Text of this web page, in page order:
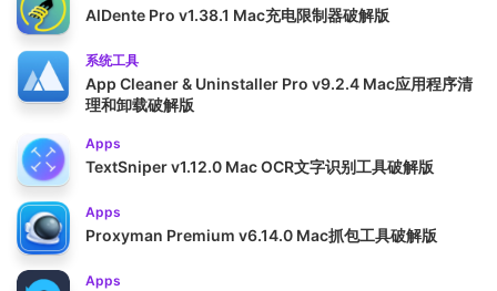
AlDente Pro v1.38.1 Mac充电限制器破解版
系统工具
App Cleaner & Uninstaller Pro v9.2.4 Mac应用程序清
理和卸载破解版
Apps
TextSniper v1.12.0 Mac OCR文字识别工具破解版
Apps
Proxyman Premium v6.14.0 Mac抓包工具破解版
Apps